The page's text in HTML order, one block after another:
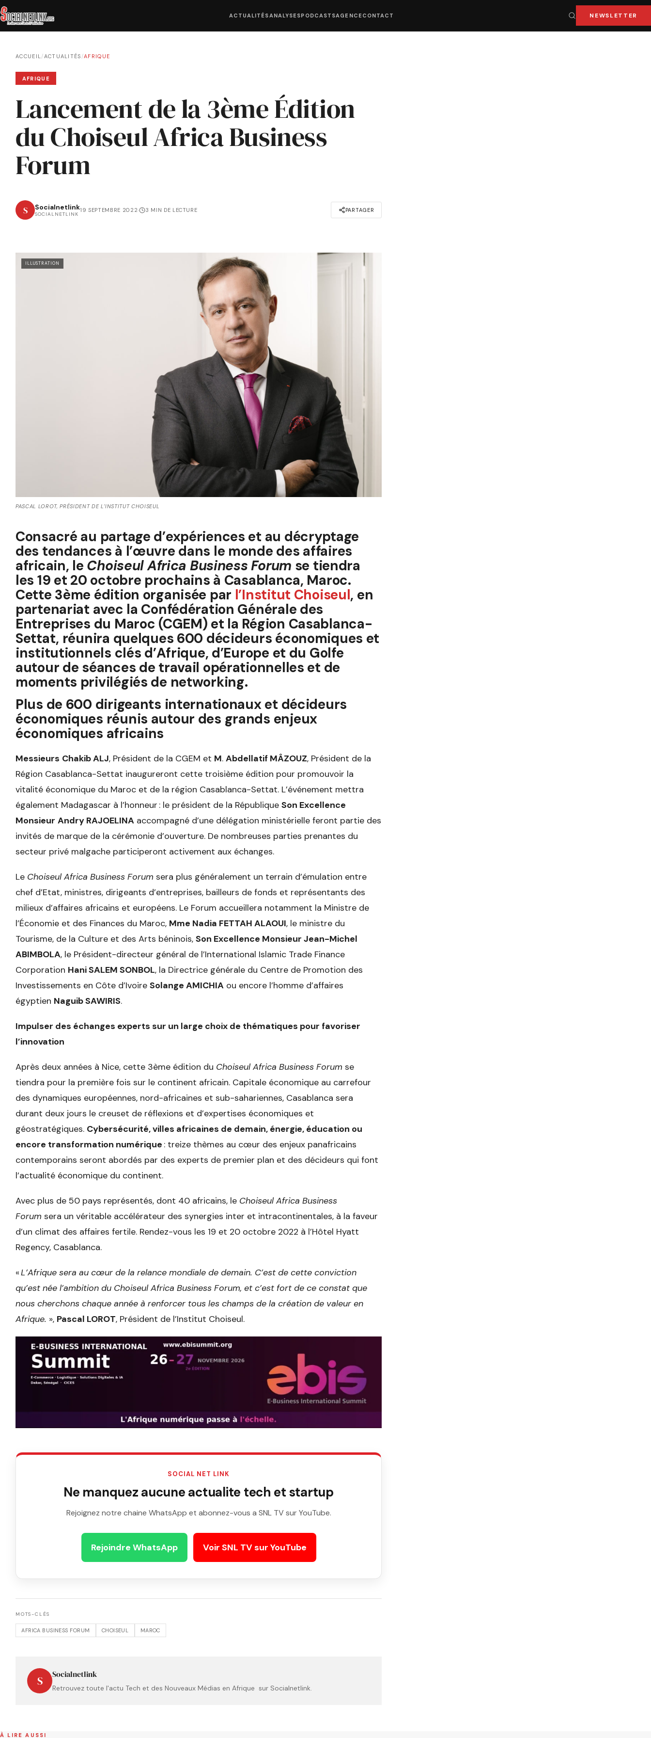
ACTUALITÉSANALYSESPODCASTSAGENCE CONTACT NEWSLETTER
ACCUEIL/ACTUALITÉS /AFRIQUE
AFRIQUE
Lancement de la 3ème Édition
du Choiseul Africa Business
Forum
S Socialnetlink
SOCIALNETLINK
19 SEPTEMBRE 2022· 3 MIN DE LECTURE PARTAGER
ILLUSTRATION
PASCAL LOROT, PRÉSIDENT DE L’INSTITUT CHOISEUL
Consacré au partage d’expériences et au décryptage
des tendances à l’œuvre dans le monde des affaires
africain, le Choiseul Africa Business Forum se tiendra
les 19 et 20 octobre prochains à Casablanca, Maroc.
Cette 3ème édition organisée par l’Institut Choiseul, en
partenariat avec la Confédération Générale des
Entreprises du Maroc (CGEM) et la Région Casablanca-
Settat, réunira quelques 600 décideurs économiques et
institutionnels clés d’Afrique, d’Europe et du Golfe
autour de séances de travail opérationnelles et de
moments privilégiés de networking.
Plus de 600 dirigeants internationaux et décideurs
économiques réunis autour des grands enjeux
économiques africains
Messieurs Chakib ALJ, Président de la CGEM et M. Abdellatif MÂZOUZ, Président de la
Région Casablanca-Settat inaugureront cette troisième édition pour promouvoir la
vitalité économique du Maroc et de la région Casablanca-Settat. L’événement mettra
également Madagascar à l’honneur : le président de la République Son Excellence
Monsieur Andry RAJOELINA accompagné d’une délégation ministérielle feront partie des
invités de marque de la cérémonie d’ouverture. De nombreuses parties prenantes du
secteur privé malgache participeront activement aux échanges.
Le Choiseul Africa Business Forum sera plus généralement un terrain d’émulation entre
chef d’Etat, ministres, dirigeants d’entreprises, bailleurs de fonds et représentants des
milieux d’affaires africains et européens. Le Forum accueillera notamment la Ministre de
l’Économie et des Finances du Maroc, Mme Nadia FETTAH ALAOUI, le ministre du
Tourisme, de la Culture et des Arts béninois, Son Excellence Monsieur Jean-Michel
ABIMBOLA, le Président-directeur général de l’International Islamic Trade Finance
Corporation Hani SALEM SONBOL, la Directrice générale du Centre de Promotion des
Investissements en Côte d’Ivoire Solange AMICHIA ou encore l’homme d’affaires
égyptien Naguib SAWIRIS.
Impulser des échanges experts sur un large choix de thématiques pour favoriser
l’innovation
Après deux années à Nice, cette 3ème édition du Choiseul Africa Business Forum se
tiendra pour la première fois sur le continent africain. Capitale économique au carrefour
des dynamiques européennes, nord-africaines et sub-sahariennes, Casablanca sera
durant deux jours le creuset de réflexions et d’expertises économiques et
géostratégiques. Cybersécurité, villes africaines de demain, énergie, éducation ou
encore transformation numérique : treize thèmes au cœur des enjeux panafricains
contemporains seront abordés par des experts de premier plan et des décideurs qui font
l’actualité économique du continent.
Avec plus de 50 pays représentés, dont 40 africains, le Choiseul Africa Business
Forum sera un véritable accélérateur des synergies inter et intracontinentales, à la faveur
d’un climat des affaires fertile. Rendez-vous les 19 et 20 octobre 2022 à l’Hôtel Hyatt
Regency, Casablanca.
«L’Afrique sera au cœur de la relance mondiale de demain. C’est de cette conviction
qu’est née l’ambition du Choiseul Africa Business Forum, et c’est fort de ce constat que
nous cherchons chaque année à renforcer tous les champs de la création de valeur en
Afrique. », Pascal LOROT, Président de l’Institut Choiseul.
SOCIAL NET LINK
Ne manquez aucune actualite tech et startup
Rejoignez notre chaine WhatsApp et abonnez-vous a SNL TV sur YouTube.
Rejoindre WhatsApp Voir SNL TV sur YouTube
MOTS-CLÉS
AFRICA BUSINESS FORUM CHOISEUL MAROC
S Socialnetlink
Retrouvez toute l'actu Tech et des Nouveaux Médias en Afrique sur Socialnetlink.
À LIRE AUSSI